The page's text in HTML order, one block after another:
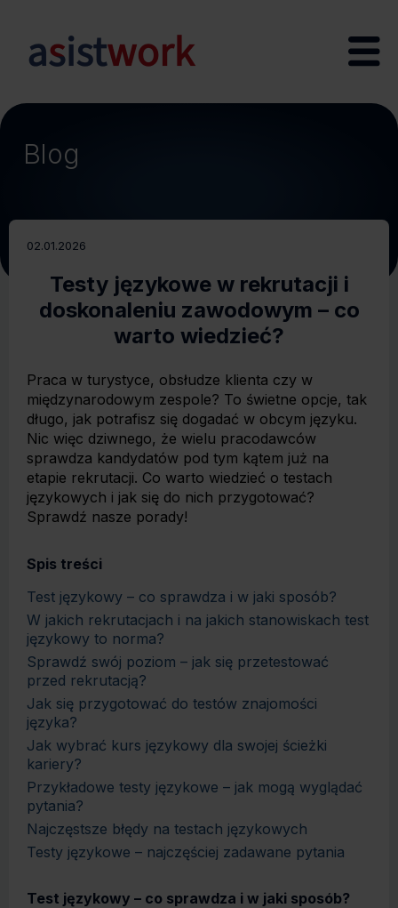
Blog
02.01.2026
Testy językowe w rekrutacji i
doskonaleniu zawodowym – co
warto wiedzieć?
Praca w turystyce, obsłudze klienta czy w
międzynarodowym zespole? To świetne opcje, tak
długo, jak potrafisz się dogadać w obcym języku.
Nic więc dziwnego, że wielu pracodawców
sprawdza kandydatów pod tym kątem już na
etapie rekrutacji. Co warto wiedzieć o testach
językowych i jak się do nich przygotować?
Sprawdź nasze porady!
Spis treści
Test językowy – co sprawdza i w jaki sposób?
W jakich rekrutacjach i na jakich stanowiskach test
językowy to norma?
Sprawdź swój poziom – jak się przetestować
przed rekrutacją?
Jak się przygotować do testów znajomości
języka?
Jak wybrać kurs językowy dla swojej ścieżki
kariery?
Przykładowe testy językowe – jak mogą wyglądać
pytania?
Najczęstsze błędy na testach językowych
Testy językowe – najczęściej zadawane pytania
Test językowy – co sprawdza i w jaki sposób?